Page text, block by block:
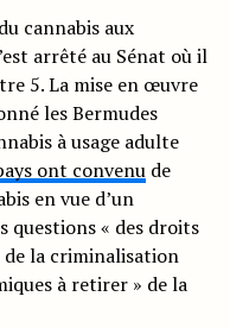
cannabis aux
arrêté au Sénat où il
5. La mise en œuvre
les Bermudes
à usage adulte
ont convenude
en vue d’un
questions « des droits
la criminalisation
à retirer » de la